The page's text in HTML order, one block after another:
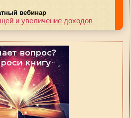
вебинар
и увеличение доходов